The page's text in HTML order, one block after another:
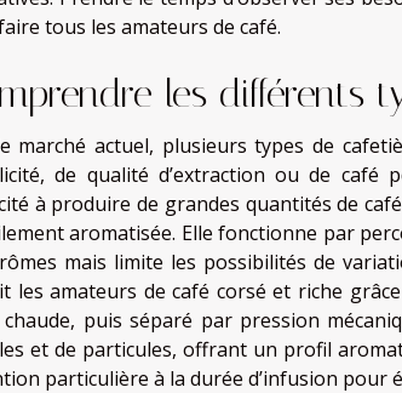
tous les amateurs de café.
les différents
marché actuel, plusieurs types de
de qualité d’extraction ou de
à produire de grandes quantités de
aromatisée. Elle fonctionne par
mais limite les possibilités de
les amateurs de café corsé et riche
chaude, puis séparé par pression
et de particules, offrant un profil
particulière à la durée d’infusion pour